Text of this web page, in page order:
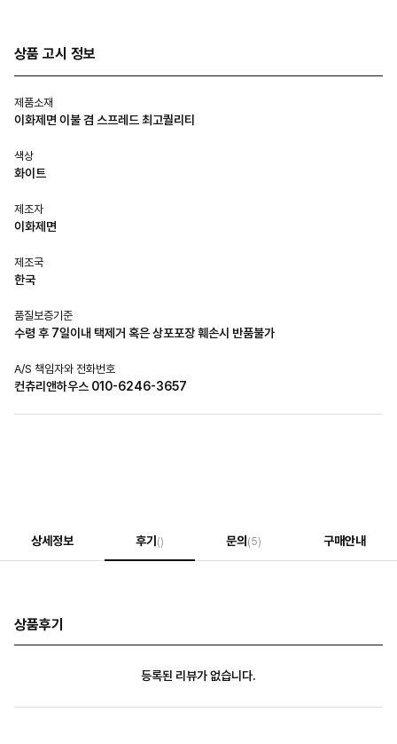
상품 고시 정보
제품소재
이화제면 이불 겸 스프레드 최고퀄리티
색상
화이트
제조자
이화제면
제조국
한국
품질보증기준
수령 후 7일이내 택제거 혹은 상포포장 훼손시 반품불가
A/S 책임자와 전화번호
컨츄리앤하우스 010-6246-3657
상세정보 후기 () 문의 (5) 구매안내
상품후기
등록된 리뷰가 없습니다.